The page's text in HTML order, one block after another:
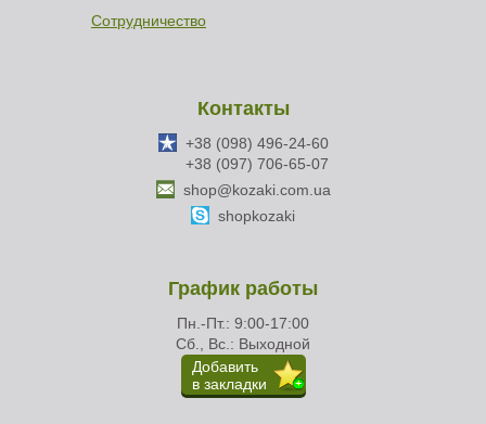
Сотрудничество
График работы
Пн.-Пт.: 9:00-17:00
Сб., Вс.: Выходной
Добавить
в закладки
Контакты
+38 (098) 496-24-60
+38 (097) 706-65-07
shop@kozaki.com.ua
shopkozaki